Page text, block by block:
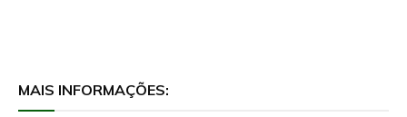
MAIS INFORMAÇÕES: